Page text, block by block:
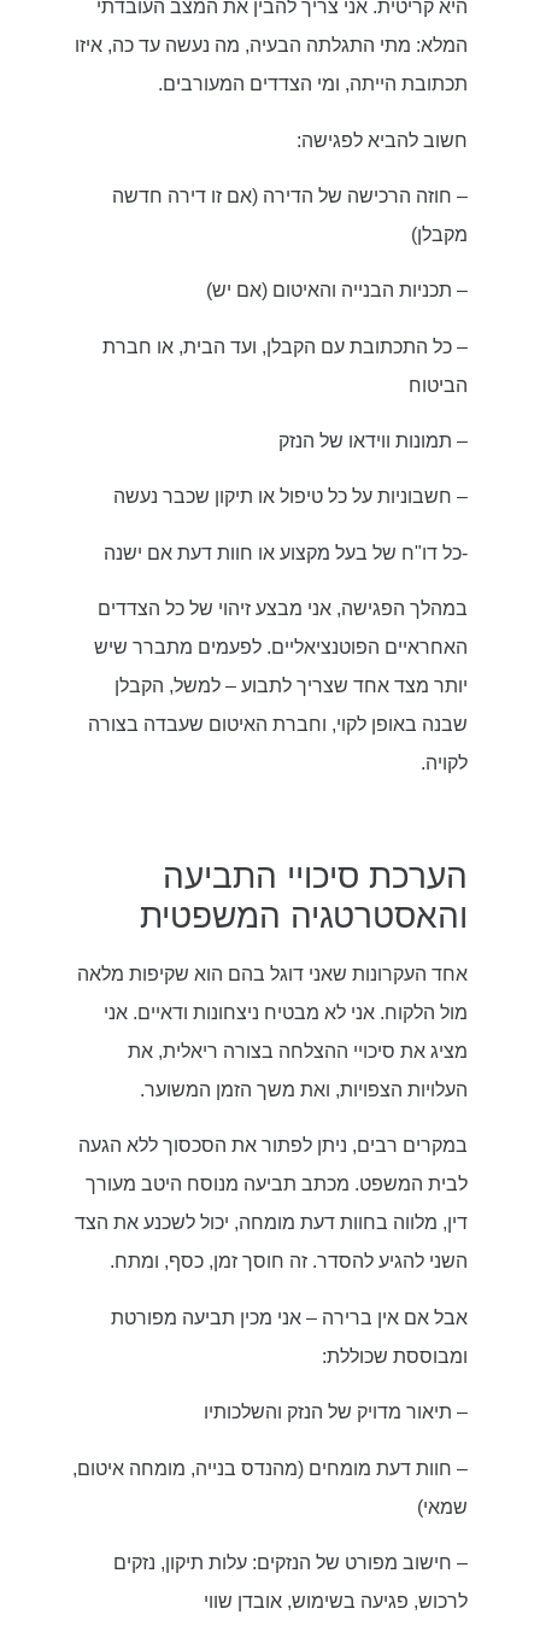
היא קריטית. אני צריך להבין את המצב העובדתי
המלא: מתי התגלתה הבעיה, מה נעשה עד כה, איזו
תכתובת הייתה, ומי הצדדים המעורבים.
חשוב להביא לפגישה:
– חוזה הרכישה של הדירה (אם זו דירה חדשה
מקבלן)
– תכניות הבנייה והאיטום (אם יש)
– כל התכתובת עם הקבלן, ועד הבית, או חברת
הביטוח
– תמונות ווידאו של הנזק
– חשבוניות על כל טיפול או תיקון שכבר נעשה
-כל דו"ח של בעל מקצוע או חוות דעת אם ישנה
במהלך הפגישה, אני מבצע זיהוי של כל הצדדים
האחראיים הפוטנציאליים. לפעמים מתברר שיש
יותר מצד אחד שצריך לתבוע – למשל, הקבלן
שבנה באופן לקוי, וחברת האיטום שעבדה בצורה
לקויה.
הערכת סיכויי התביעה
והאסטרטגיה המשפטית
אחד העקרונות שאני דוגל בהם הוא שקיפות מלאה
מול הלקוח. אני לא מבטיח ניצחונות ודאיים. אני
מציג את סיכויי ההצלחה בצורה ריאלית, את
העלויות הצפויות, ואת משך הזמן המשוער.
במקרים רבים, ניתן לפתור את הסכסוך ללא הגעה
לבית המשפט. מכתב תביעה מנוסח היטב מעורך
דין, מלווה בחוות דעת מומחה, יכול לשכנע את הצד
השני להגיע להסדר. זה חוסך זמן, כסף, ומתח.
אבל אם אין ברירה – אני מכין תביעה מפורטת
ומבוססת שכוללת:
– תיאור מדויק של הנזק והשלכותיו
– חוות דעת מומחים (מהנדס בנייה, מומחה איטום,
שמאי)
– חישוב מפורט של הנזקים: עלות תיקון, נזקים
לרכוש, פגיעה בשימוש, אובדן שווי